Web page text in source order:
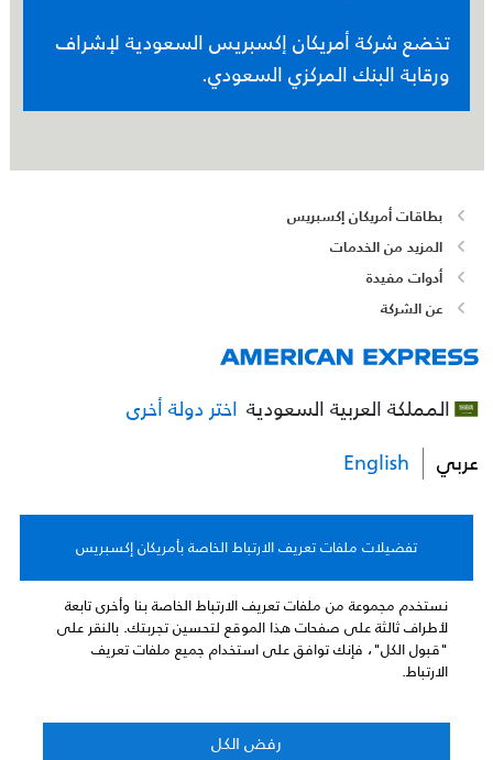
تخضع شركة أمريكان إكسبريس السعودية لإشراف
ورقابة البنك المركزي السعودي.
بطاقات أمريكان إكسبريس
المزيد من الخدمات
أدوات مفيدة
عن الشركة
تفضيلات ملفات تعريف الارتباط الخاصة بأمريكان إكسبريس
نستخدم مجموعة من ملفات تعريف الارتباط الخاصة بنا وأخرى تابعة
لأطراف ثالثة على صفحات هذا الموقع لتحسين تجربتك. بالنقر على
"قبول الكل"، فإنك توافق على استخدام جميع ملفات تعريف
الارتباط.
رفض الكل
المملكة العربية السعودية اختر دولة أخرى
عربي
English
اتفاقات البطاقات
بيان الخصوصية
البنود والأحكام
تخضع شركة أمريكان إكسبريس السعودية لرقابة وإشراف